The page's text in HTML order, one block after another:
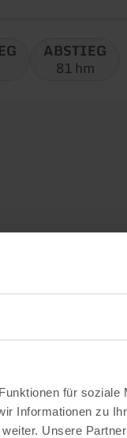
für soziale
Informationen zu
Unsere
ABSTIEG
81 hm